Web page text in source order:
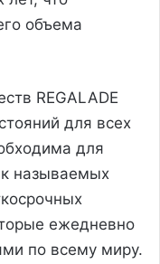
объема
REGALADE
для всех
для
называемых
ежедневно
по всему миру.